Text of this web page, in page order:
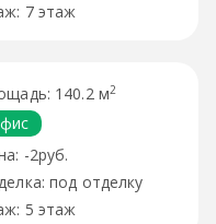
7 этаж
140.2 м2
-2руб.
под отделку
5 этаж